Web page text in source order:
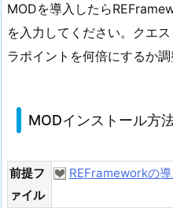
MODを導入したら
を入力してください。クエ
ラポイントを何倍にするか調
MODインストール方
前提フ
ァイル
REFrameworkの導